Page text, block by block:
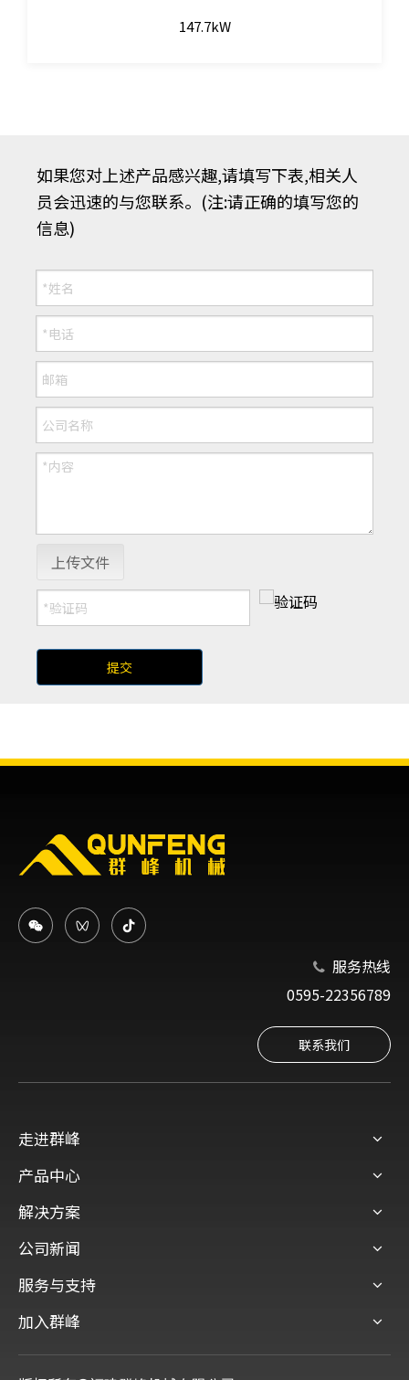
147.7kW
如果您对上述产品感兴趣,请填写下表,相关人
员会迅速的与您联系。(注:请正确的填写您的
信息)
上传文件
提交
 服务热线
0595-22356789
联系我们
走进群峰
产品中心
解决方案
公司新闻
服务与支持
加入群峰